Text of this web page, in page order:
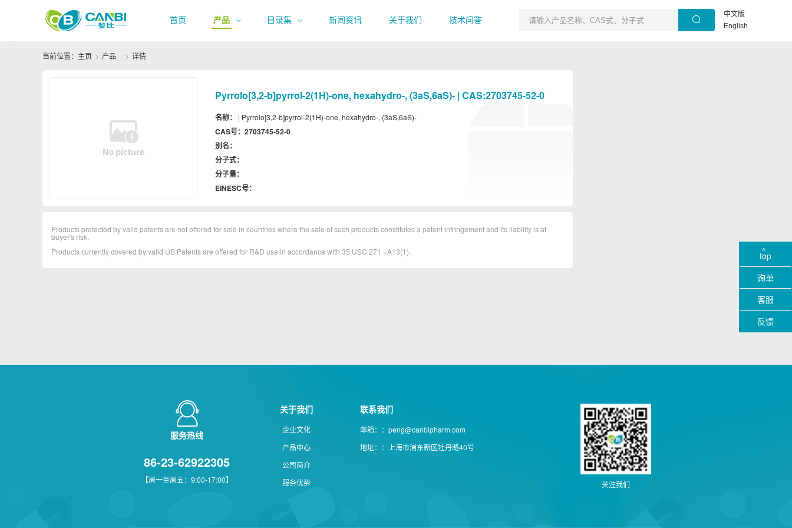
首页 产品 目录集 新闻资讯 关于我们 技术问答
中文版
English
当前位置： 主页 产品 详情
Pyrrolo[3,​2-​b]​pyrrol-​2(1H)​-​one, hexahydro-​, (3aS,​6aS)​- | CAS:2703745-52-0
名称： | Pyrrolo[3,​2-​b]​pyrrol-​2(1H)​-​one, hexahydro-​, (3aS,​6aS)​-
CAS号： 2703745-52-0
别名：
分子式：
分子量：
EINESC号：
Products protected by valid patents are not offered for sale in countries where the sale of such products constitutes a patent infringement and its liability is at
buyer's risk.
Products currently covered by valid US Patents are offered for R&D use in accordance with 35 USC 271 +A13(1).
服务热线
86-23-62922305
【周一至周五：9:00-17:00】
关于我们
企业文化
产品中心
公司简介
服务优势
联系我们
邮箱：：peng@canbipharm.com
地址：：上海市浦东新区牡丹路40号
关注我们
top
询单
客服
反馈